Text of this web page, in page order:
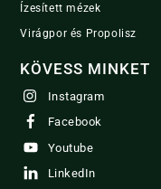
Ízesített mézek
Virágpor és Propolisz
KÖVESS MINKET
Instagram
Facebook
Youtube
LinkedIn